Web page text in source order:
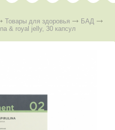
Товары для здоровья
БАД
& royal jelly, 30 капсул